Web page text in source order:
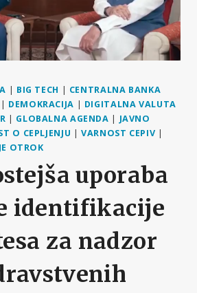
| BIG TECH | CENTRALNA BANKA
| DEMOKRACIJA | DIGITALNA VALUTA
| GLOBALNA AGENDA | JAVNO
O CEPLJENJU |VARNOST CEPIV |
OTROK
uporaba
identifikacije
za nadzor